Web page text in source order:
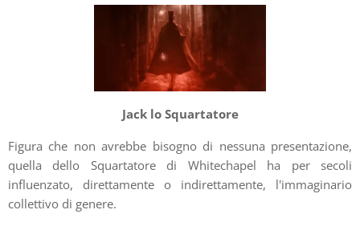
Jack lo Squartatore
Figura che non avrebbe bisogno di nessuna presentazione,
quella dello Squartatore di Whitechapel ha per secoli
influenzato, direttamente o indirettamente, l'immaginario
collettivo di genere.